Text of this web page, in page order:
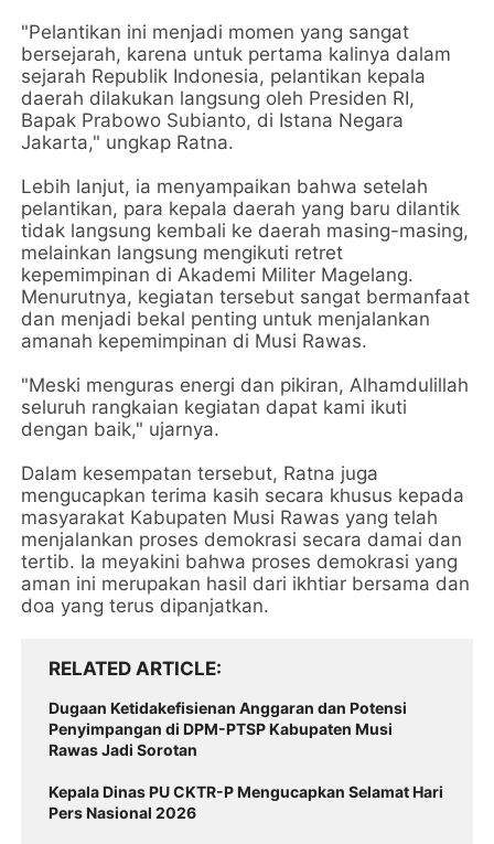
"Pelantikan ini menjadi momen yang sangat
bersejarah, karena untuk pertama kalinya dalam
sejarah Republik Indonesia, pelantikan kepala
daerah dilakukan langsung oleh Presiden RI,
Bapak Prabowo Subianto, di Istana Negara
Jakarta," ungkap Ratna.
Lebih lanjut, ia menyampaikan bahwa setelah
pelantikan, para kepala daerah yang baru dilantik
tidak langsung kembali ke daerah masing-masing,
melainkan langsung mengikuti retret
kepemimpinan di Akademi Militer Magelang.
Menurutnya, kegiatan tersebut sangat bermanfaat
dan menjadi bekal penting untuk menjalankan
amanah kepemimpinan di Musi Rawas.
"Meski menguras energi dan pikiran, Alhamdulillah
seluruh rangkaian kegiatan dapat kami ikuti
dengan baik," ujarnya.
Dalam kesempatan tersebut, Ratna juga
mengucapkan terima kasih secara khusus kepada
masyarakat Kabupaten Musi Rawas yang telah
menjalankan proses demokrasi secara damai dan
tertib. Ia meyakini bahwa proses demokrasi yang
aman ini merupakan hasil dari ikhtiar bersama dan
doa yang terus dipanjatkan.
RELATED ARTICLE
Dugaan Ketidakefisienan Anggaran dan Potensi
Penyimpangan di DPM-PTSP Kabupaten Musi
Rawas Jadi Sorotan
Kepala Dinas PU CKTR-P Mengucapkan Selamat Hari
Pers Nasional 2026